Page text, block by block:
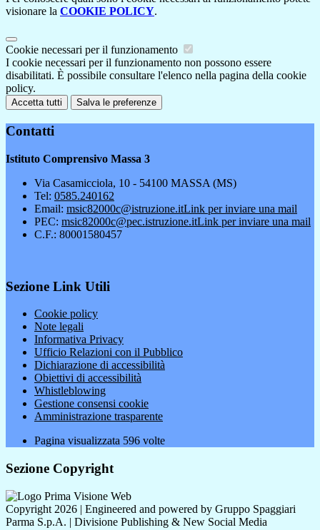
visionare la COOKIE POLICY.
Cookie necessari per il funzionamento
I cookie necessari per il funzionamento non possono essere
disabilitati. È possibile consultare l'elenco nella pagina della cookie
policy.
Accetta tutti Salva le preferenze
Contatti
Istituto Comprensivo Massa 3
Via Casamicciola, 10 - 54100 MASSA (MS)
Tel: 0585.240162
Email: msic82000c@istruzione.itLink per inviare una mail
PEC: msic82000c@pec.istruzione.itLink per inviare una mail
C.F.: 80001580457
Sezione Link Utili
Cookie policy
Note legali
Informativa Privacy
Ufficio Relazioni con il Pubblico
Dichiarazione di accessibilità
Obiettivi di accessibilità
Whistleblowing
Gestione consensi cookie
Amministrazione trasparente
Pagina visualizzata 596 volte
Sezione Copyright
Copyright 2026 | Engineered and powered by Gruppo Spaggiari
Parma S.p.A. | Divisione Publishing & New Social Media